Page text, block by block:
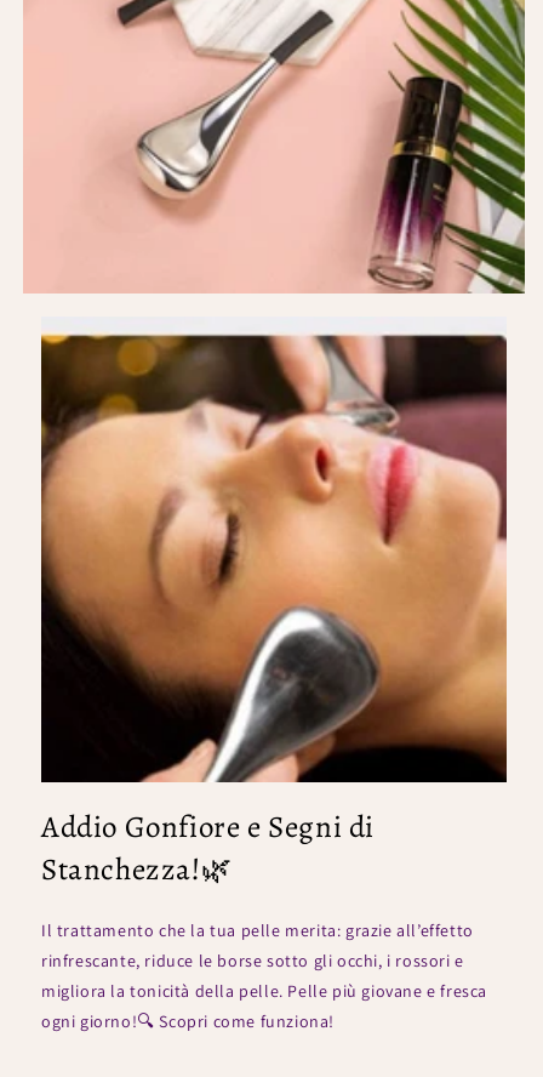
Addio Gonfiore e Segni di
Stanchezza!🌿
Il trattamento che la tua pelle merita: grazie all’effetto
rinfrescante, riduce le borse sotto gli occhi, i rossori e
migliora la tonicità della pelle. Pelle più giovane e fresca
ogni giorno!🔍 Scopri come funziona!